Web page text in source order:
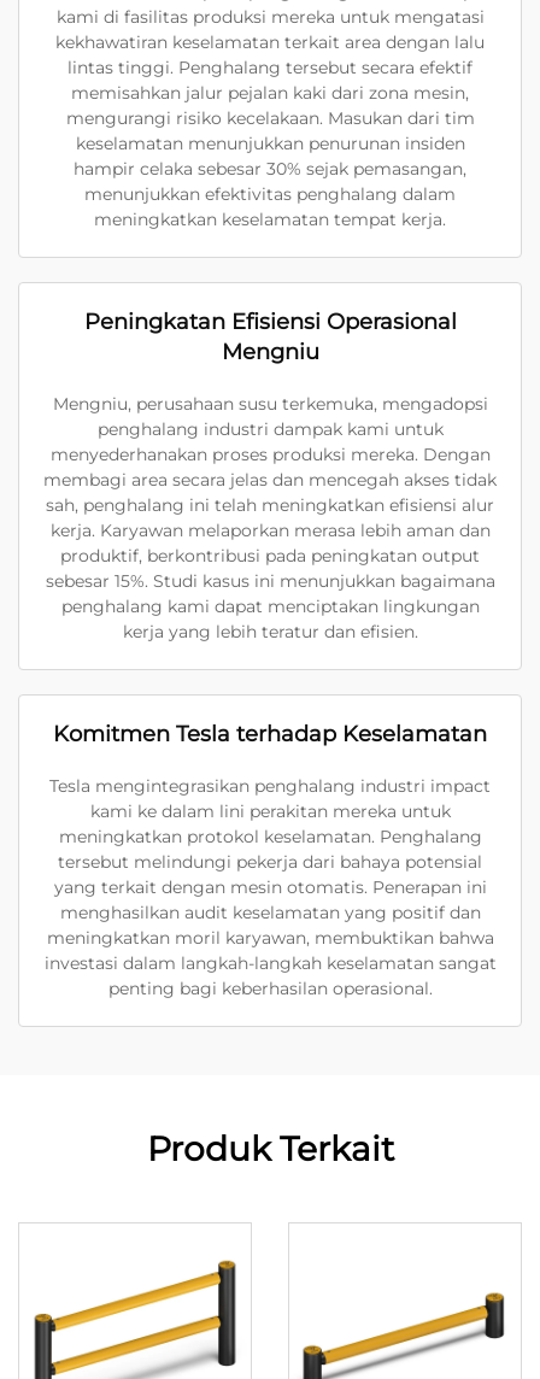
kami di fasilitas produksi mereka untuk mengatasi
kekhawatiran keselamatan terkait area dengan lalu
lintas tinggi. Penghalang tersebut secara efektif
memisahkan jalur pejalan kaki dari zona mesin,
mengurangi risiko kecelakaan. Masukan dari tim
keselamatan menunjukkan penurunan insiden
hampir celaka sebesar 30% sejak pemasangan,
menunjukkan efektivitas penghalang dalam
meningkatkan keselamatan tempat kerja.
Peningkatan Efisiensi Operasional
Mengniu
Mengniu, perusahaan susu terkemuka, mengadopsi
penghalang industri dampak kami untuk
menyederhanakan proses produksi mereka. Dengan
membagi area secara jelas dan mencegah akses tidak
sah, penghalang ini telah meningkatkan efisiensi alur
kerja. Karyawan melaporkan merasa lebih aman dan
produktif, berkontribusi pada peningkatan output
sebesar 15%. Studi kasus ini menunjukkan bagaimana
penghalang kami dapat menciptakan lingkungan
kerja yang lebih teratur dan efisien.
Komitmen Tesla terhadap Keselamatan
Tesla mengintegrasikan penghalang industri impact
kami ke dalam lini perakitan mereka untuk
meningkatkan protokol keselamatan. Penghalang
tersebut melindungi pekerja dari bahaya potensial
yang terkait dengan mesin otomatis. Penerapan ini
menghasilkan audit keselamatan yang positif dan
meningkatkan moril karyawan, membuktikan bahwa
investasi dalam langkah-langkah keselamatan sangat
penting bagi keberhasilan operasional.
Produk Terkait